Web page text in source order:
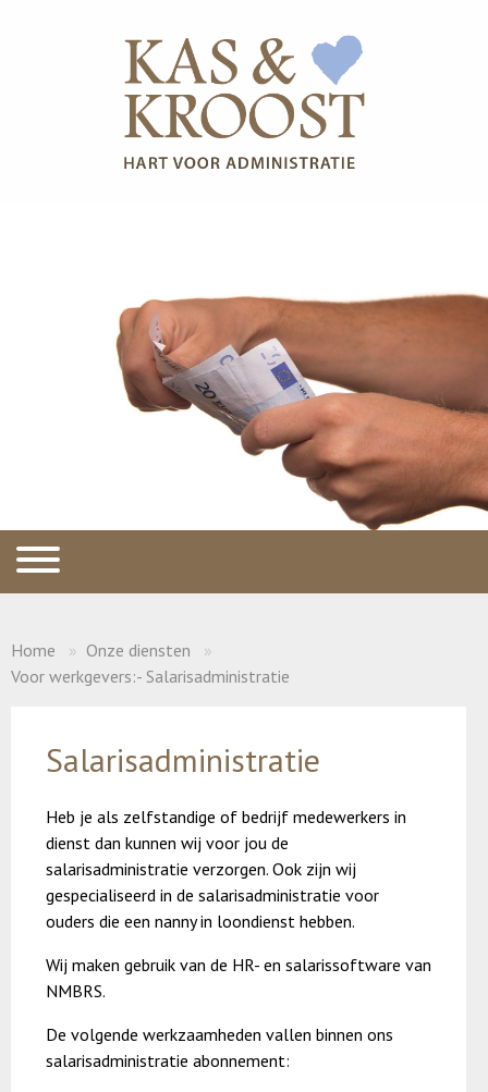
Home
Onze diensten
Voor werkgevers:- Salarisadministratie
Salarisadministratie
Heb je als zelfstandige of bedrijf medewerkers in
dienst dan kunnen wij voor jou de
salarisadministratie verzorgen. Ook zijn wij
gespecialiseerd in de salarisadministratie voor
ouders die een nanny in loondienst hebben.
Wij maken gebruik van de HR- en salarissoftware van
NMBRS.
De volgende werkzaamheden vallen binnen ons
salarisadministratie abonnement: